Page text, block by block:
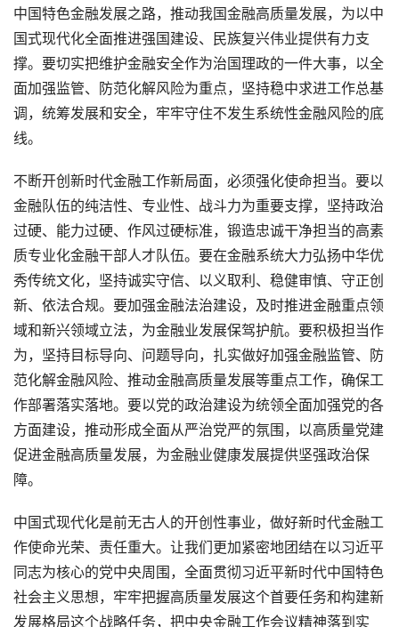
中国特色金融发展之路，推动我国金融高质量发展，为以中
国式现代化全面推进强国建设、民族复兴伟业提供有力支
撑。要切实把维护金融安全作为治国理政的一件大事，以全
面加强监管、防范化解风险为重点，坚持稳中求进工作总基
调，统筹发展和安全，牢牢守住不发生系统性金融风险的底
线。
不断开创新时代金融工作新局面，必须强化使命担当。要以
金融队伍的纯洁性、专业性、战斗力为重要支撑，坚持政治
过硬、能力过硬、作风过硬标准，锻造忠诚干净担当的高素
质专业化金融干部人才队伍。要在金融系统大力弘扬中华优
秀传统文化，坚持诚实守信、以义取利、稳健审慎、守正创
新、依法合规。要加强金融法治建设，及时推进金融重点领
域和新兴领域立法，为金融业发展保驾护航。要积极担当作
为，坚持目标导向、问题导向，扎实做好加强金融监管、防
范化解金融风险、推动金融高质量发展等重点工作，确保工
作部署落实落地。要以党的政治建设为统领全面加强党的各
方面建设，推动形成全面从严治党严的氛围，以高质量党建
促进金融高质量发展，为金融业健康发展提供坚强政治保
障。
中国式现代化是前无古人的开创性事业，做好新时代金融工
作使命光荣、责任重大。让我们更加紧密地团结在以习近平
同志为核心的党中央周围，全面贯彻习近平新时代中国特色
社会主义思想，牢牢把握高质量发展这个首要任务和构建新
发展格局这个战略任务，把中央金融工作会议精神落到实